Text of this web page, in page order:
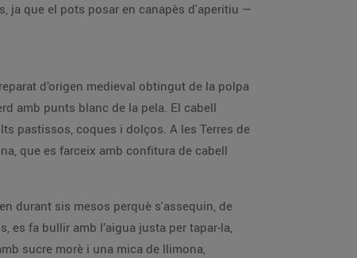
ja que el pots posar en canapès d'aperitiu —
d’origen medieval obtingut de la polpa
amb punts blanc de la pela. El cabell
pastissos, coques i dolços. A les Terres de
que es farceix amb confitura de cabell
durant sis mesos perquè s'assequin, de
es fa bullir amb l’aigua justa per tapar-la,
sucre morè i una mica de llimona,